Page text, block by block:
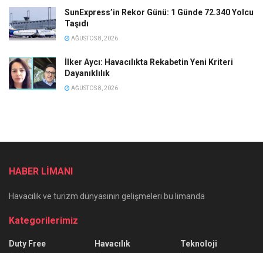
SunExpress’in Rekor Günü: 1 Günde 72.340 Yolcu
Taşıdı
AĞUSTOS 8, 2026
İlker Aycı: Havacılıkta Rekabetin Yeni Kriteri
Dayanıklılık
AĞUSTOS 8, 2026
HABER LİMANI
Havacılık ve turizm dünyasının gelişmeleri bu limanda
Kategorilerimiz
Duty Free
Havacılık
Teknoloji